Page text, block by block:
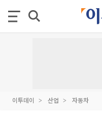
이투데이 산업 자동차